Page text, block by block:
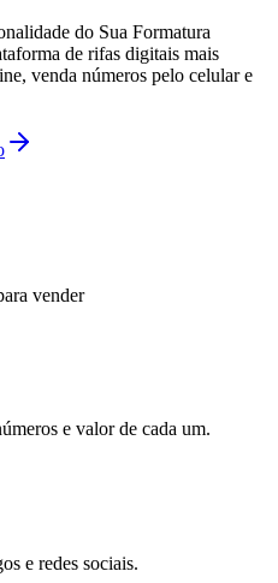
do Sua Formatura
de rifas digitais mais
venda números pelo celular e
vender
e valor de cada um.
e redes sociais.